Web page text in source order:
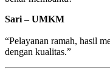
Sari – UMKM
“Pelayanan ramah, hasil
dengan kualitas.”